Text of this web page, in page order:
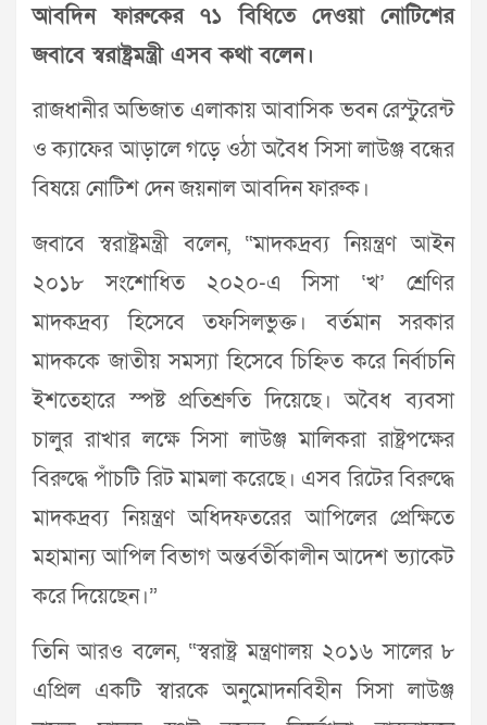
আবদিন ফারুকের ৭১ বিধিতে দেওয়া নোটিশের
জবাবে স্বরাষ্ট্রমন্ত্রী এসব কথা বলেন।
রাজধানীর অভিজাত এলাকায় আবাসিক ভবন রেস্টুরেন্ট
ও ক্যাফের আড়ালে গড়ে ওঠা অবৈধ সিসা লাউঞ্জ বন্ধের
বিষয়ে নোটিশ দেন জয়নাল আবদিন ফারুক।
জবাবে স্বরাষ্ট্রমন্ত্রী বলেন, “মাদকদ্রব্য নিয়ন্ত্রণ আইন
২০১৮ সংশোধিত ২০২০-এ সিসা ‘খ’ শ্রেণির
মাদকদ্রব্য হিসেবে তফসিলভুক্ত। বর্তমান সরকার
মাদককে জাতীয় সমস্যা হিসেবে চিহ্নিত করে নির্বাচনি
ইশতেহারে স্পষ্ট প্রতিশ্রুতি দিয়েছে। অবৈধ ব্যবসা
চালুর রাখার লক্ষে সিসা লাউঞ্জ মালিকরা রাষ্ট্রপক্ষের
বিরুদ্ধে পাঁচটি রিট মামলা করেছে। এসব রিটের বিরুদ্ধে
মাদকদ্রব্য নিয়ন্ত্রণ অধিদফতরের আপিলের প্রেক্ষিতে
মহামান্য আপিল বিভাগ অন্তর্বর্তীকালীন আদেশ ভ্যাকেট
করে দিয়েছেন।”
তিনি আরও বলেন, “স্বরাষ্ট্র মন্ত্রণালয় ২০১৬ সালের ৮
এপ্রিল একটি স্বারকে অনুমোদনবিহীন সিসা লাউঞ্জ